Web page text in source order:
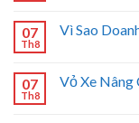
07
Th8
Vì Sao
07
Th8
Vỏ Xe Nâng